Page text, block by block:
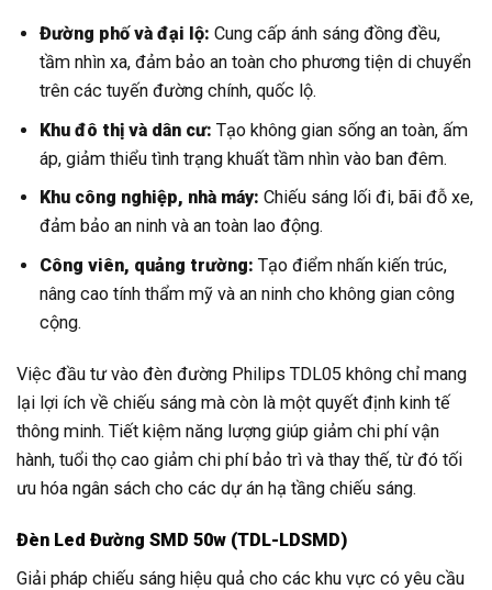
Đường phố và đại lộ: Cung cấp ánh sáng đồng đều,
tầm nhìn xa, đảm bảo an toàn cho phương tiện di chuyển
trên các tuyến đường chính, quốc lộ.
Khu đô thị và dân cư: Tạo không gian sống an toàn, ấm
áp, giảm thiểu tình trạng khuất tầm nhìn vào ban đêm.
Khu công nghiệp, nhà máy: Chiếu sáng lối đi, bãi đỗ xe,
đảm bảo an ninh và an toàn lao động.
Công viên, quảng trường: Tạo điểm nhấn kiến trúc,
nâng cao tính thẩm mỹ và an ninh cho không gian công
cộng.
Việc đầu tư vào đèn đường Philips TDL05 không chỉ mang
lại lợi ích về chiếu sáng mà còn là một quyết định kinh tế
thông minh. Tiết kiệm năng lượng giúp giảm chi phí vận
hành, tuổi thọ cao giảm chi phí bảo trì và thay thế, từ đó tối
ưu hóa ngân sách cho các dự án hạ tầng chiếu sáng.
Đèn Led Đường SMD 50w (TDL-LDSMD)
Giải pháp chiếu sáng hiệu quả cho các khu vực có yêu cầu